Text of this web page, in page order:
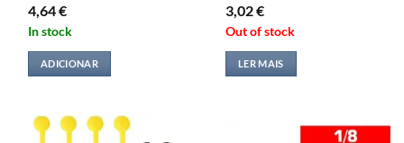
4,64€
In stock
ADICIONAR
3,02€
Out of stock
LER MAIS